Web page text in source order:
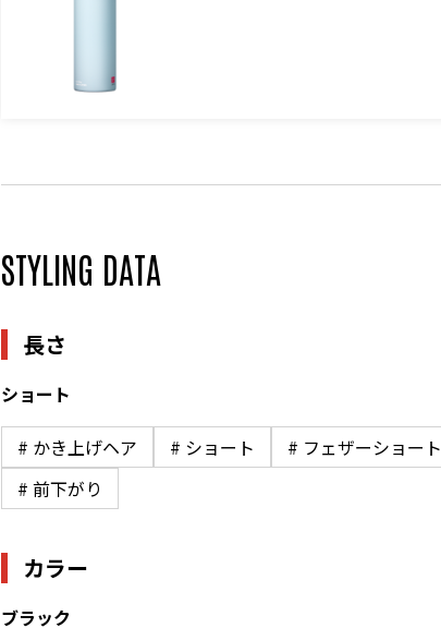
STYLING DATA
長さ
ショート
# かき上げヘア # ショート # フェザーショート
# 前下がり
カラー
ブラック